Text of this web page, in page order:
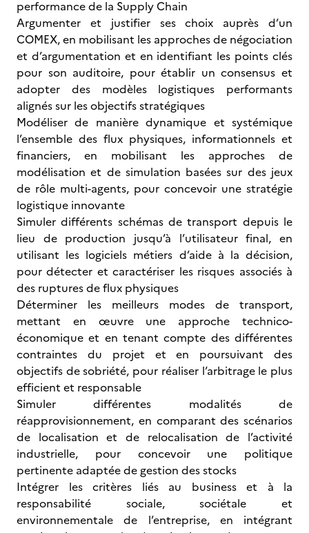
performance de la Supply Chain
Argumenter et justifier ses choix auprès d’un
COMEX, en mobilisant les approches de négociation
et d’argumentation et en identifiant les points clés
pour son auditoire, pour établir un consensus et
adopter des modèles logistiques performants
alignés sur les objectifs stratégiques
Modéliser de manière dynamique et systémique
l’ensemble des flux physiques, informationnels et
financiers, en mobilisant les approches de
modélisation et de simulation basées sur des jeux
de rôle multi-agents, pour concevoir une stratégie
logistique innovante
Simuler différents schémas de transport depuis le
lieu de production jusqu’à l’utilisateur final, en
utilisant les logiciels métiers d’aide à la décision,
pour détecter et caractériser les risques associés à
des ruptures de flux physiques
Déterminer les meilleurs modes de transport,
mettant en œuvre une approche technico-
économique et en tenant compte des différentes
contraintes du projet et en poursuivant des
objectifs de sobriété, pour réaliser l’arbitrage le plus
efficient et responsable
Simuler différentes modalités de
réapprovisionnement, en comparant des scénarios
de localisation et de relocalisation de l’activité
industrielle, pour concevoir une politique
pertinente adaptée de gestion des stocks
Intégrer les critères liés au business et à la
responsabilité sociale, sociétale et
environnementale de l’entreprise, en intégrant